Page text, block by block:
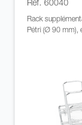
Réf. 60040
Rack
Pétri (Ø 90 mm),